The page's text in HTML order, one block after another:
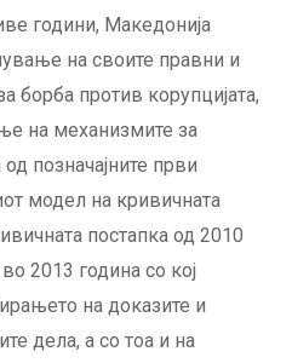
години, Македонија
на своите правни и
борба против корупцијата,
на механизмите за
позначајните први
модел на кривичната
постапка од 2010
2013 година со кој
на доказите и
дела, а со тоа и на